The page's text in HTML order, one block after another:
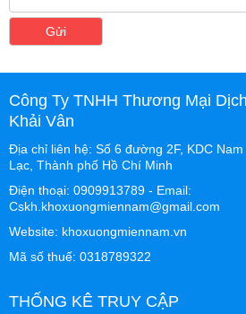
Gửi
Công Ty TNHH Thương Mại
Khải Vân
Địa chỉ liên hệ: Số 6 đường 2F, KDC
Lạc, Thành phố Hồ Chí Minh
Điện thoại: 0909913789 - Email:
Cskh.khoxuongmiennam@gmail.com
Website: khoxuongmiennam.vn
Mã số thuế: 0318789322
THỐNG KÊ TRUY CẬP